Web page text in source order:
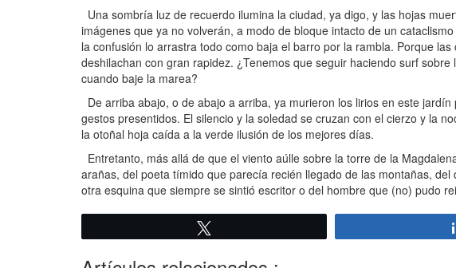
Una sombría luz de recuerdo ilumina la ciudad, ya digo, y las hojas
imágenes que ya no volverán, a modo de bloque intacto de un
la confusión lo arrastra todo como baja el barro por la rambla. Porque
deshilachan con gran rapidez. ¿Tenemos que seguir haciendo surf
cuando baje la marea?
De arriba abajo, o de abajo a arriba, ya murieron los lirios en este
gestos presentidos. El silencio y la soledad se cruzan con el cierzo y la
la otoñal hoja caída a la verde ilusión de los mejores días.
Entretanto, más allá de que el viento aúlle sobre la torre de la
arañas, del poeta tímido que parecía recién llegado de las montañas,
otra esquina que siempre se sintió escritor o del hombre que (no) pudo